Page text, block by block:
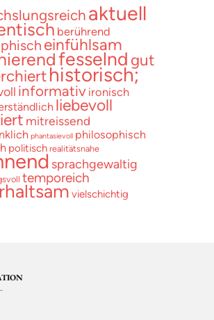
aktuell
berührend
einfühlsam
fesselnd gut
historisch;
informativ ironisch
liebevoll
mitreissend
phantasievoll philosophisch
politisch realitätsnahe
sprachgewaltig
temporeich
vielschichtig